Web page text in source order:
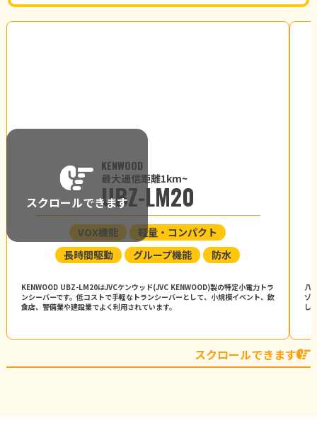
KENWOOD
最大通信距離1km~
UBZ-LM20
VOX機能
軽量・コンパクト
長時間駆動
グループ機能 防水
KENWOOD UBZ-LM20はJVCケンウッド(JVC KENWOOD)製の特定小電力トラ
ンシーバーです。低コストで手軽なトランシーバーとして、小規模イベント、飲
食店、警備業や建設業でよく利用されています。
八
ゾ
し
スクロールできます
スクロールできます